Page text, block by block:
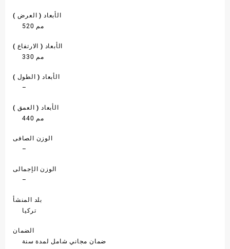
الأبعاد ( العرض )
520 مم
الأبعاد ( الارتفاع )
330 مم
الأبعاد ( الطول )
–
الأبعاد ( العمق )
440 مم
الوزن الصافى
–
الوزن الإجمالى
–
بلد المنشأ
تركيا
الضمان
ضمان مجاني شامل لمدة سنة